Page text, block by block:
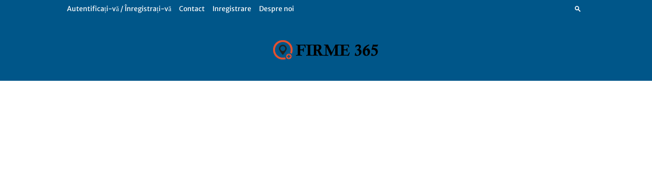
Autentificați-vă / Înregistrați-vă Contact Inregistrare Despre noi